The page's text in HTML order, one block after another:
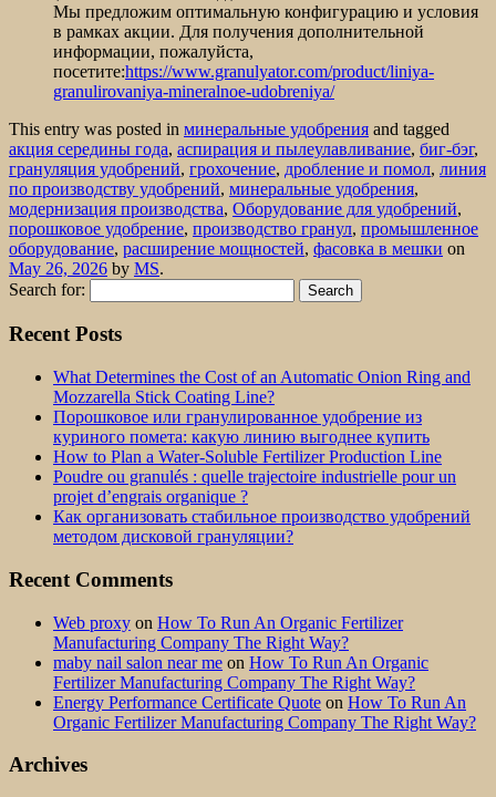
Мы предложим оптимальную конфигурацию и условия
в рамках акции. Для получения дополнительной
информации, пожалуйста,
посетите:https://www.granulyator.com/product/liniya-
granulirovaniya-mineralnoe-udobreniya/
This entry was posted in минеральные удобрения and tagged
акция середины года, аспирация и пылеулавливание, биг-бэг,
грануляция удобрений, грохочение, дробление и помол, линия
по производству удобрений, минеральные удобрения,
модернизация производства, Оборудование для удобрений,
порошковое удобрение, производство гранул, промышленное
оборудование, расширение мощностей, фасовка в мешки on
May 26, 2026 by MS.
Search for:
Recent Posts
What Determines the Cost of an Automatic Onion Ring and
Mozzarella Stick Coating Line?
Порошковое или гранулированное удобрение из
куриного помета: какую линию выгоднее купить
How to Plan a Water-Soluble Fertilizer Production Line
Poudre ou granulés : quelle trajectoire industrielle pour un
projet d’engrais organique ?
Как организовать стабильное производство удобрений
методом дисковой грануляции?
Recent Comments
Web proxy on How To Run An Organic Fertilizer
Manufacturing Company The Right Way?
maby nail salon near me on How To Run An Organic
Fertilizer Manufacturing Company The Right Way?
Energy Performance Certificate Quote on How To Run An
Organic Fertilizer Manufacturing Company The Right Way?
Archives